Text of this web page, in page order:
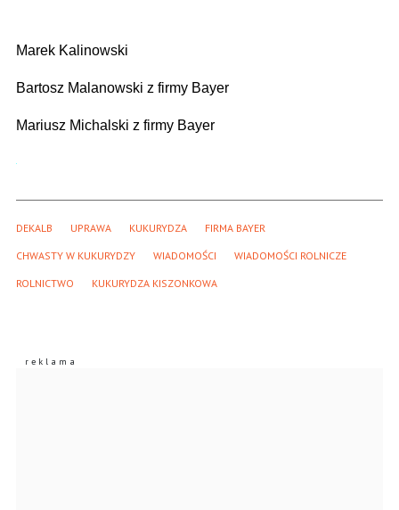
Marek Kalinowski
Bartosz Malanowski z firmy Bayer
Mariusz Michalski z firmy Bayer
DEKALB UPRAWA KUKURYDZA FIRMA BAYER
CHWASTY W KUKURYDZY WIADOMOŚCI WIADOMOŚCI ROLNICZE
ROLNICTWO KUKURYDZA KISZONKOWA